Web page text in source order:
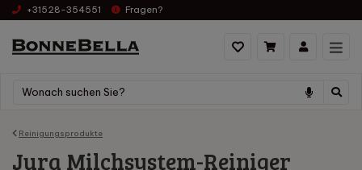
+31528-354551 Fragen?
Reinigungsprodukte
Jura Milchsystem-Reiniger